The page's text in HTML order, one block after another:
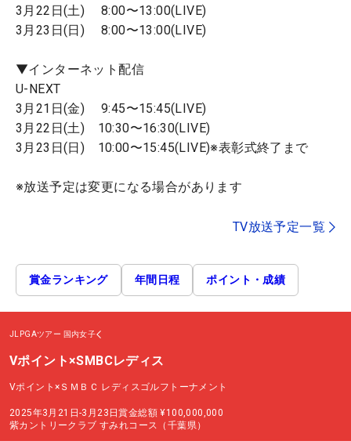
3月22日(土) 8:00〜13:00(LIVE)
3月23日(日) 8:00〜13:00(LIVE)
▼インターネット配信
U-NEXT
3月21日(金) 9:45〜15:45(LIVE)
3月22日(土) 10:30〜16:30(LIVE)
3月23日(日) 10:00〜15:45(LIVE)※表彰式終了まで
※放送予定は変更になる場合があります
TV放送予定一覧
賞金ランキング 年間日程 ポイント・成績
JLPGAツアー 国内女子
Vポイント×SMBCレディス
Vポイント×ＳＭＢＣ レディスゴルフトーナメント
2025年3月21日-3月23日賞金総額 ¥100,000,000
紫カントリークラブ すみれコース（千葉県）